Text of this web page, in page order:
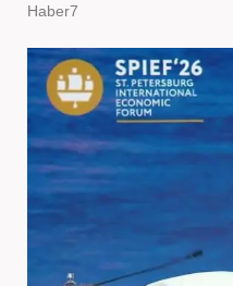
Haber7